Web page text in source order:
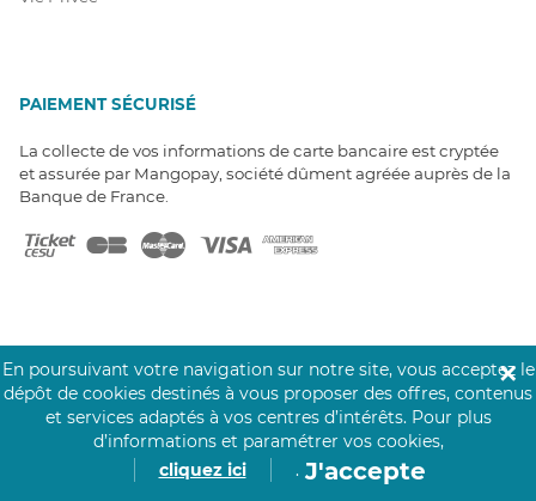
PAIEMENT SÉCURISÉ
La collecte de vos informations de carte bancaire est cryptée
et assurée par Mangopay, société dûment agréée auprès de la
Banque de France.
NOS PARTENAIRES
Click&Care est soutenu par les Groupes
Caisse des Dépôts et MAIF.
En poursuivant votre navigation sur notre site, vous acceptez le
dépôt de cookies destinés à vous proposer des offres, contenus
et services adaptés à vos centres d’intérêts. Pour plus
d’informations et paramétrer vos cookies,
cliquez ici
. J'accepte
✕